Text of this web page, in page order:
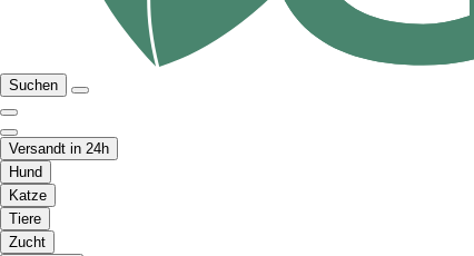
Suchen
Versandt in 24h
Hund
Katze
Tiere
Zucht